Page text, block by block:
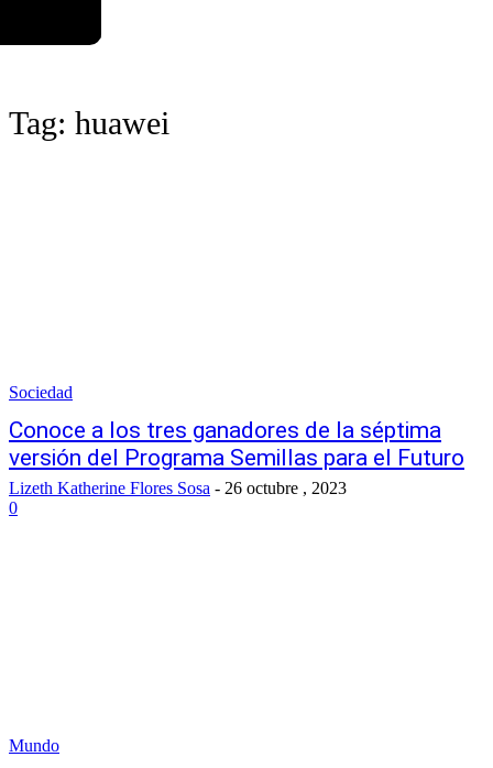
Tag: huawei
Sociedad
Conoce a los tres ganadores de la séptima
versión del Programa Semillas para el Futuro
Lizeth Katherine Flores Sosa - 26 octubre , 2023
0
Mundo